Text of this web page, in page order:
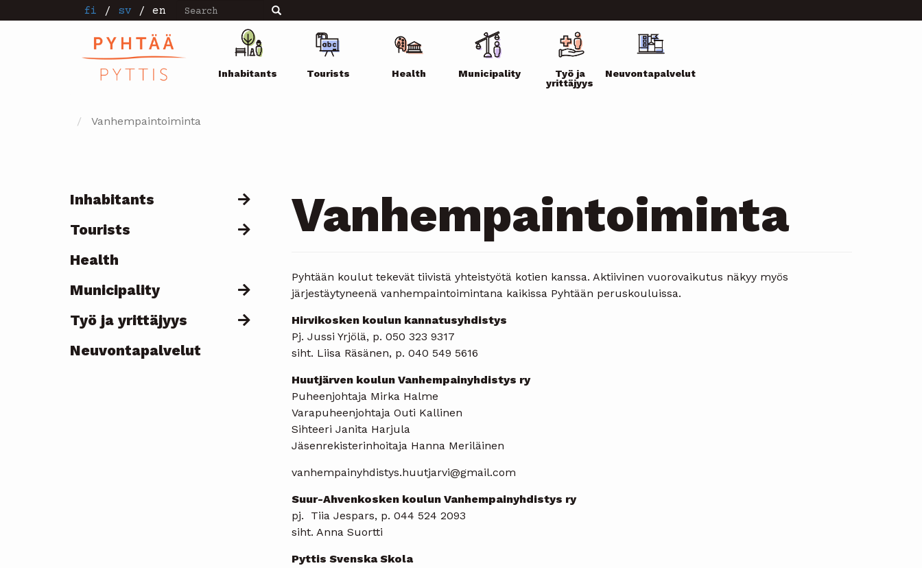
to
fi / sv / en Search Search
Päävalikko
Inhabitants Tourists Health Municipality
Työ ja
yrittäjyys
Neuvontapalvelut
Vanhempaintoiminta
Päävalikko
Inhabitants
Tourists
Health
Municipality
Työ ja yrittäjyys
Neuvontapalvelut
Vanhempaintoiminta
Pyhtään koulut tekevät tiivistä yhteistyötä kotien kanssa. Aktiivinen vuorovaikutus näkyy myös
järjestäytyneenä vanhempaintoimintana kaikissa Pyhtään peruskouluissa.
Hirvikosken koulun kannatusyhdistys
Pj. Jussi Yrjölä, p. 050 323 9317
siht. Liisa Räsänen, p. 040 549 5616
Huutjärven koulun Vanhempainyhdistys ry
Puheenjohtaja Mirka Halme
Varapuheenjohtaja Outi Kallinen
Sihteeri Janita Harjula
Jäsenrekisterinhoitaja Hanna Meriläinen
vanhempainyhdistys.huutjarvi@gmail.com
Suur-Ahvenkosken koulun Vanhempainyhdistys ry
pj. Tiia Jespars, p. 044 524 2093
siht. Anna Suortti
Pyttis Svenska Skola